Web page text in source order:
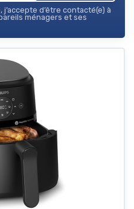
d’être contacté(e) à
ménagers et ses